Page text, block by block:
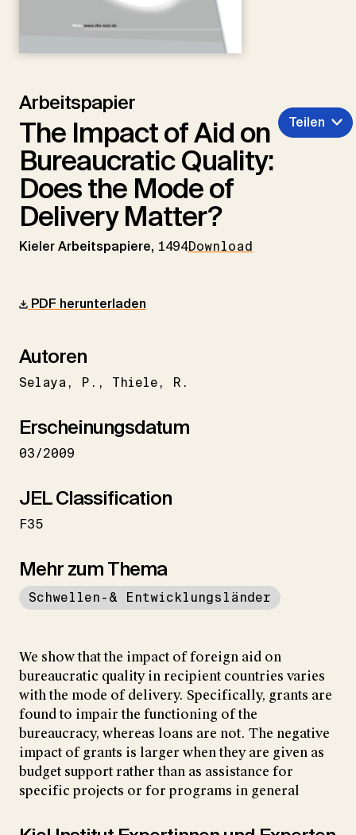
Arbeitspapier
The Impact of Aid on
Bureaucratic Quality:
Does the Mode of
Delivery Matter?
Kieler Arbeitspapiere, 1494Download
Teilen
PDF herunterladen
Autoren
Selaya P. Thiele R.
Erscheinungsdatum
03/2009
JEL Classification
F35
Mehr zum Thema
Schwellen-& Entwicklungsländer
We show that the impact of foreign aid on
bureaucratic quality in recipient countries varies
with the mode of delivery. Specifically, grants are
found to impair the functioning of the
bureaucracy, whereas loans are not. The negative
impact of grants is larger when they are given as
budget support rather than as assistance for
specific projects or for programs in general